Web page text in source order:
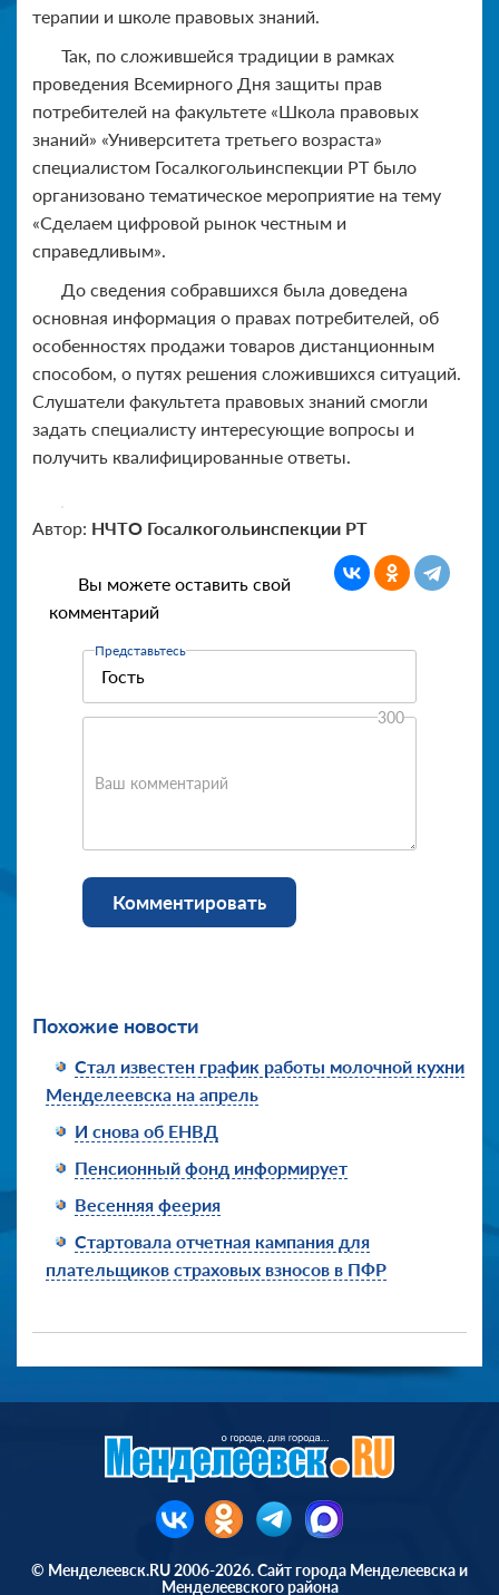
терапии и школе правовых знаний.
Так, по сложившейся традиции в рамках
проведения Всемирного Дня защиты прав
потребителей на факультете «Школа правовых
знаний» «Университета третьего возраста»
специалистом Госалкогольинспекции РТ было
организовано тематическое мероприятие на тему
«Сделаем цифровой рынок честным и
справедливым».
До сведения собравшихся была доведена
основная информация о правах потребителей, об
особенностях продажи товаров дистанционным
способом, о путях решения сложившихся ситуаций.
Слушатели факультета правовых знаний смогли
задать специалисту интересующие вопросы и
получить квалифицированные ответы.
Автор: НЧТО Госалкогольинспекции РТ
Вы можете оставить свой
комментарий
Представьтесь
Ваш комментарий
300
Комментировать
Похожие новости
Стал известен график работы молочной кухни
Менделеевска на апрель
И снова об ЕНВД
Пенсионный фонд информирует
Весенняя феерия
Стартовала отчетная кампания для
плательщиков страховых взносов в ПФР
© Менделеевск.RU 2006-2026. Сайт города Менделеевска и
Менделеевского района